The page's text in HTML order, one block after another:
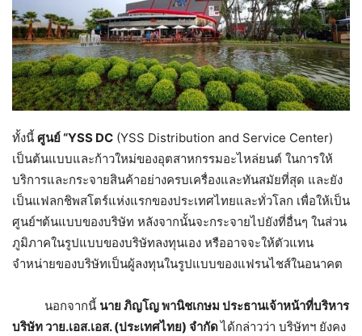
ทั้งนี้ ศูนย์ “YSS DC (YSS Distribution and Service Center)
เป็นต้นแบบและก้าวใหม่ของอุตสาหกรรมอะไหล่ยนต์ ในการให้
บริการและกระจายสินค้าอย่างครบเครื่องและทันสมัยที่สุด และยัง
เป็นแฟลกชิพสโตร์แห่งแรกของประเทศไทยและทั่วโลก เพื่อให้เป็น
ศูนย์ฯต้นแบบของบริษัท หลังจากนั้นจะกระจายไปยังที่อื่นๆ ในส่วน
ภูมิภาคในรูปแบบของบริษัทลงทุนเอง หรืออาจจะให้ตัวแทน
จำหน่ายของบริษัทเป็นผู้ลงทุนในรูปแบบของแฟรนไชส์ในอนาคต
นอกจากนี้ นาย ภิญโญ พานิชเกษม ประธานเจ้าหน้าที่บริหาร
บริษัท วาย.เอส.เอส. (ประเทศไทย) จำกัดได้กล่าวว่า บริษัทฯ ยังคง